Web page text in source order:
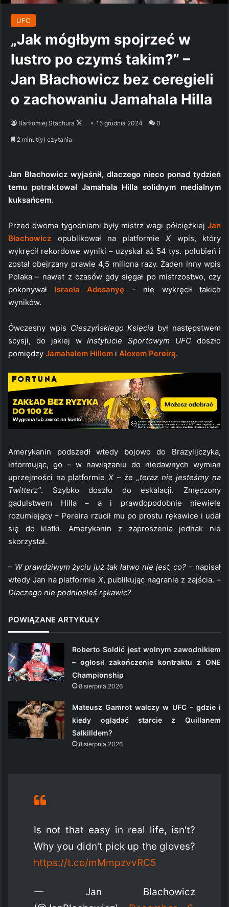
UFC
„Jak mógłbym spojrzeć w
lustro po czymś takim?” –
Jan Błachowicz bez ceregieli
o zachowaniu Jamahala Hilla
Bartłomiej Stachura
Follow15 grudnia 2024 0
2 minut(y) czytania
Jan Błachowicz wyjaśnił, dlaczego nieco ponad tydzień
temu potraktował Jamahala Hilla solidnym medialnym
kuksańcem.
Przed dwoma tygodniami były mistrz wagi półciężkiej Jan
Błachowicz opublikował na platformie X wpis, który
wykręcił rekordowe wyniki – uzyskał aż 54 tys. polubień i
został obejrzany prawie 4,5 miliona razy. Żaden inny wpis
Polaka – nawet z czasów gdy sięgał po mistrzostwo, czy
pokonywał Israela Adesanyę – nie wykręcił takich
wyników.
Ówczesny wpis Cieszyńskiego Księcia był następstwem
scysji, do jakiej wInstytucie Sportowym UFC doszło
pomiędzy Jamahalem Hillem i Alexem Pereirą.
Amerykanin podszedł wtedy bojowo do Brazylijczyka,
informując, go – w nawiązaniu do niedawnych wymian
uprzejmości na platformie X – że „teraz nie jesteśmy na
Twitterz”. Szybko doszło do eskalacji. Zmęczony
gadulstwem Hilla – a i prawdopodobnie niewiele
rozumiejący – Pereira rzucił mu po prostu rękawice i udał
się do klatki. Amerykanin z zaproszenia jednak nie
skorzystał.
– W prawdziwym życiu już tak łatwo nie jest, co? – napisał
wtedy Jan na platformieX, publikując nagranie z zajścia.–
Dlaczego nie podniosłeś rękawic?
POWIĄZANE ARTYKUŁY
Roberto Soldić jest wolnym zawodnikiem
– ogłosił zakończenie kontraktu z ONE
Championship
8 sierpnia 2026
Mateusz Gamrot walczy w UFC – gdzie i
kiedy oglądać starcie z Quillanem
Salkilldem?
8 sierpnia 2026
Is not that easy in real life, isn't?
Why you didn't pick up the gloves?
https://t.co/mMmpzvvRC5
— Jan Blachowicz